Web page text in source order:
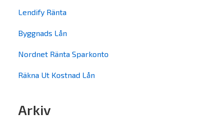
Lendify Ränta
Byggnads Lån
Nordnet Ränta Sparkonto
Räkna Ut Kostnad Lån
Arkiv